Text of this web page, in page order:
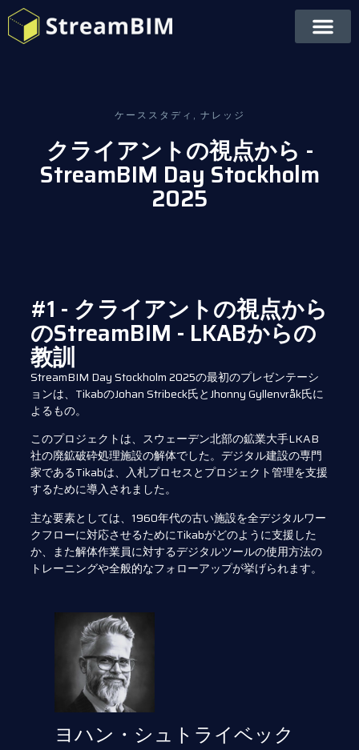
ケーススタディ , ナレッジ
クライアントの視点から -
StreamBIM Day Stockholm
2025
#1 - クライアントの視点から
のStreamBIM - LKABからの
教訓
StreamBIM Day Stockholm 2025の最初のプレゼンテーシ
ョンは、TikabのJohan Stribeck氏とJhonny Gyllenvråk氏に
よるもの。
このプロジェクトは、スウェーデン北部の鉱業大手LKAB
社の廃鉱破砕処理施設の解体でした。デジタル建設の専門
家であるTikabは、入札プロセスとプロジェクト管理を支援
するために導入されました。
主な要素としては、1960年代の古い施設を全デジタルワー
クフローに対応させるためにTikabがどのように支援した
か、また解体作業員に対するデジタルツールの使用方法の
トレーニングや全般的なフォローアップが挙げられます。
ヨハン・シュトライベック